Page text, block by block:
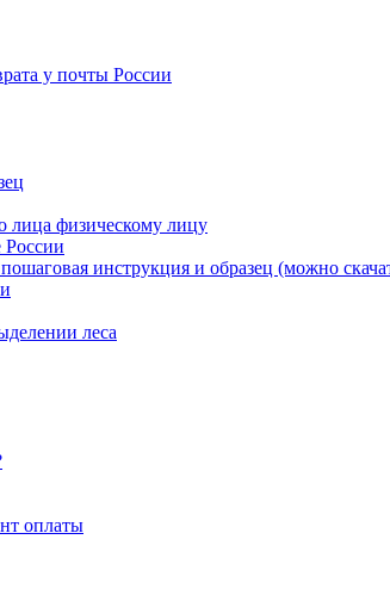
у почты России
лица физическому лицу
России
инструкция и образец (можно
леса
оплаты